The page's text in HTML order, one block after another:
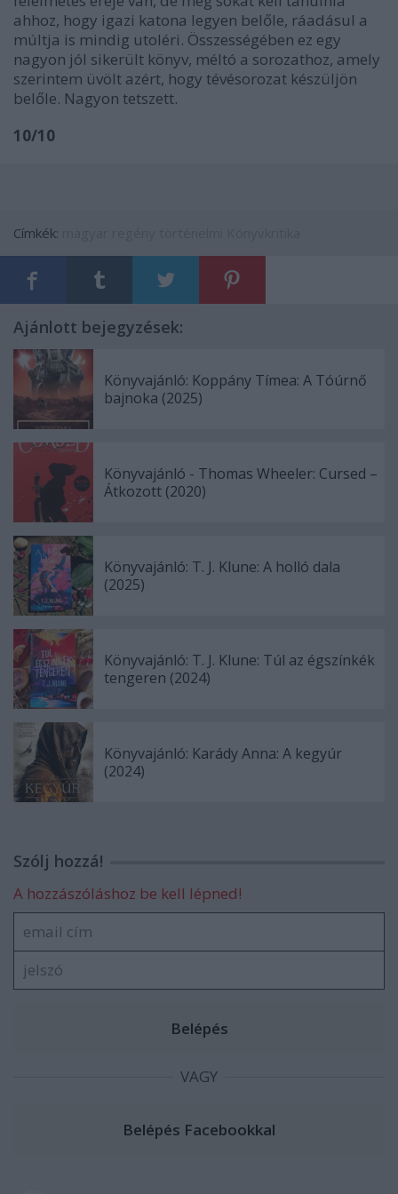
ahhoz, hogy igazi katona legyen belőle, ráadásul a
múltja is mindig utoléri. Összességében ez egy
nagyon jól sikerült könyv, méltó a sorozathoz, amely
szerintem üvölt azért, hogy tévésorozat készüljön
belőle. Nagyon tetszett.
10/10
Címkék:
Ajánlott bejegyzések:
Könyvajánló: Koppány Tímea: A Tóúrnő
bajnoka (2025)
Könyvajánló - Thomas Wheeler: Cursed –
Átkozott (2020)
Könyvajánló: T. J. Klune: A holló dala
(2025)
Könyvajánló: T. J. Klune: Túl az égszínkék
tengeren (2024)
Könyvajánló: Karády Anna: A kegyúr
(2024)
Szólj hozzá!
A hozzászóláshoz be kell lépned!
VAGY